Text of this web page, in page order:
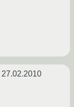
27.02.2010